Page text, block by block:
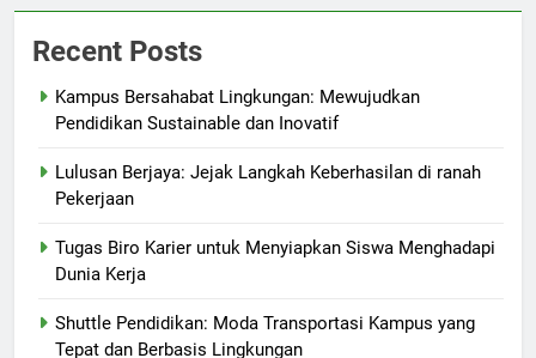
Recent Posts
Kampus Bersahabat Lingkungan: Mewujudkan
Pendidikan Sustainable dan Inovatif
Lulusan Berjaya: Jejak Langkah Keberhasilan di ranah
Pekerjaan
Tugas Biro Karier untuk Menyiapkan Siswa Menghadapi
Dunia Kerja
Shuttle Pendidikan: Moda Transportasi Kampus yang
Tepat dan Berbasis Lingkungan